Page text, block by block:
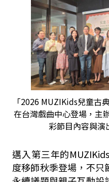
「2026 MUZIKids兒童古
在台灣戲曲中心登場，主
彩節目內容與演
邁入第三年的
度移師秋季登場，不